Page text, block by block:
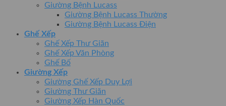
Giường Bệnh Lucass
Giường Bệnh Lucass Thường
Giường Bệnh Lucass Điện
Ghế Xếp
Ghế Xếp Thư Giãn
Ghế Xếp Văn Phòng
Ghế Bố
Giường Xếp
Giường Ghế Xếp Duy Lợi
Giường Thư Giãn
Giường Xếp Hàn Quốc